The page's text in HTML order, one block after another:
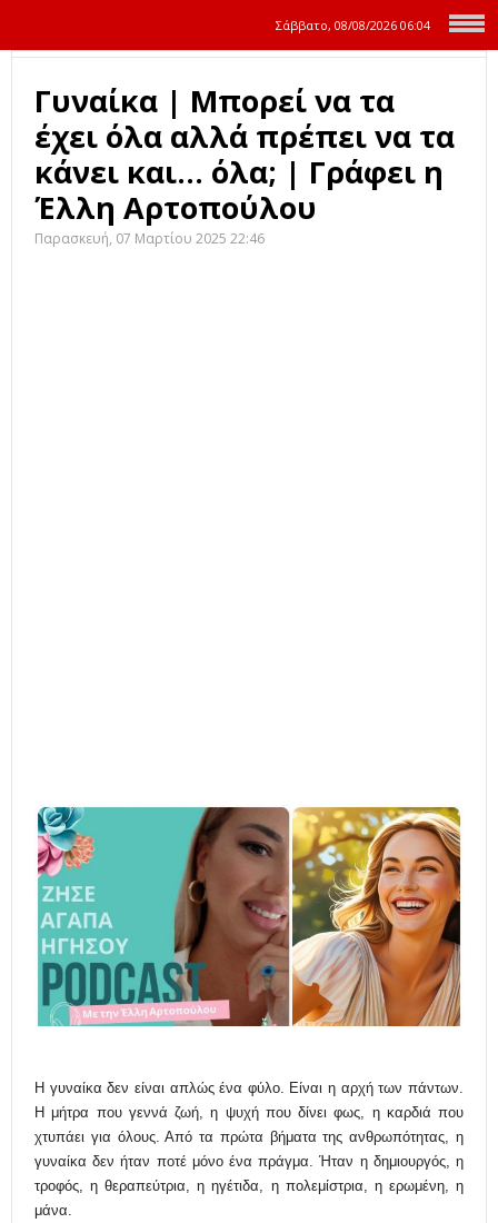
Σάββατο, 08/08/2026 06:04
Γυναίκα | Μπορεί να τα
έχει όλα αλλά πρέπει να τα
κάνει και... όλα; | Γράφει η
Έλλη Αρτοπούλου
Παρασκευή, 07 Μαρτίου 2025 22:46
Η γυναίκα δεν είναι απλώς ένα φύλο. Είναι η αρχή των πάντων.
Η μήτρα που γεννά ζωή, η ψυχή που δίνει φως, η καρδιά που
χτυπάει για όλους. Από τα πρώτα βήματα της ανθρωπότητας, η
γυναίκα δεν ήταν ποτέ μόνο ένα πράγμα. Ήταν η δημιουργός, η
τροφός, η θεραπεύτρια, η ηγέτιδα, η πολεμίστρια, η ερωμένη, η
μάνα.